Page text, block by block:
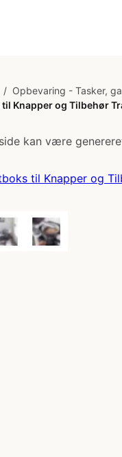
/ Opbevaring - Tasker,
Knapper og Tilbehør
kan være